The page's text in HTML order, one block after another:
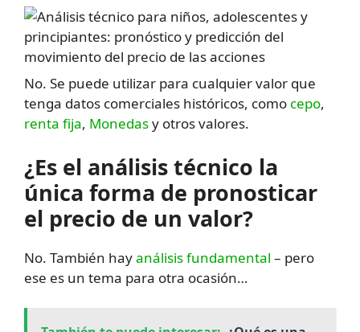
No. Se puede utilizar para cualquier valor que
tenga datos comerciales históricos, como cepo,
renta fija, Monedasy otros valores.
¿Es el análisis técnico la
única forma de pronosticar
el precio de un valor?
No. También hayanálisis fundamental – pero
ese es un tema para otra ocasión…